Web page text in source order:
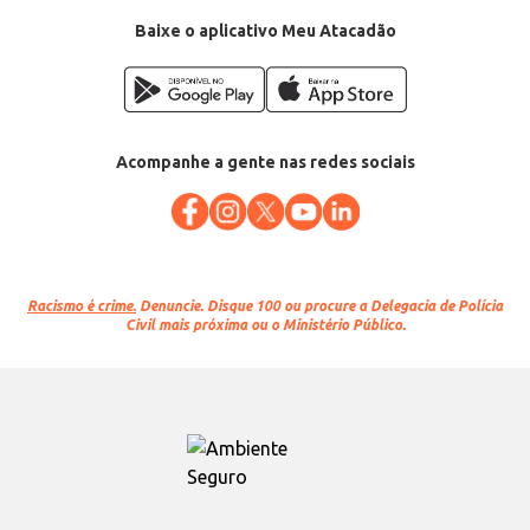
Baixe o aplicativo Meu Atacadão
Acompanhe a gente nas redes sociais
Racismo é crime. Denuncie. Disque 100 ou procure a Delegacia de Polícia
Civil mais próxima ou o Ministério Público.